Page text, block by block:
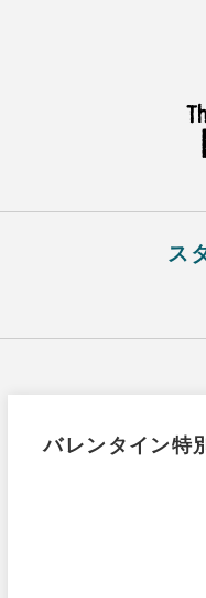
ス
バレンタイン特